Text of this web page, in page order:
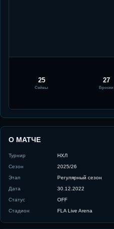
25
Сейвы
27
Броски
О МАТЧЕ
Турнир
НХЛ
Сезон
2025/26
Этап
Регулярный сезон
Дата
30.12.2022
Статус
OFF
Стадион
FLA Live Arena